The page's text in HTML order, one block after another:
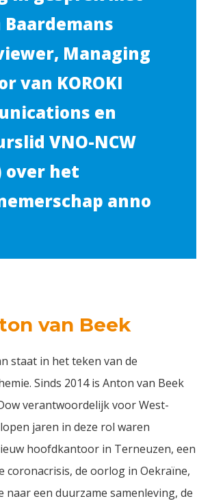
Baardemans
Managing
van KOROKI
en
VNO-NCW
over het
anno
van Beek
staat in het teken van de
Sinds 2014 is Anton van Beek
verantwoordelijk voor West-
jaren in deze rol waren
hoofdkantoor in Terneuzen, een
coronacrisis, de oorlog in Oekraïne,
een duurzame samenleving, de